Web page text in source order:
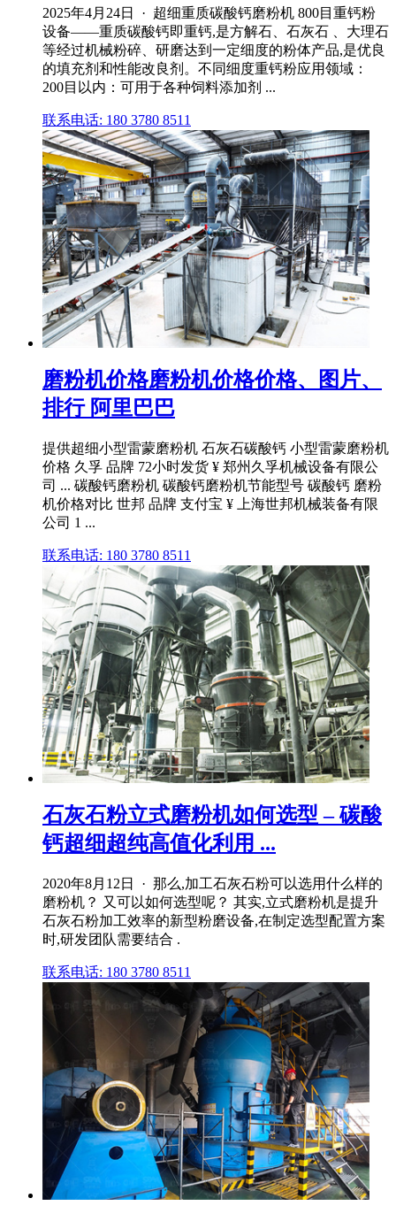
2025年4月24日 · 超细重质碳酸钙磨粉机 800目重钙粉
设备——重质碳酸钙即重钙,是方解石、石灰石 、大理石
等经过机械粉碎、研磨达到一定细度的粉体产品,是优良
的填充剂和性能改良剂。不同细度重钙粉应用领域：
200目以内：可用于各种饲料添加剂 ...
联系电话: 180 3780 8511
磨粉机价格磨粉机价格价格、图片、
排行 阿里巴巴
提供超细小型雷蒙磨粉机 石灰石碳酸钙 小型雷蒙磨粉机
价格 久孚 品牌 72小时发货 ¥ 郑州久孚机械设备有限公
司 ... 碳酸钙磨粉机 碳酸钙磨粉机节能型号 碳酸钙 磨粉
机价格对比 世邦 品牌 支付宝 ¥ 上海世邦机械装备有限
公司 1 ...
联系电话: 180 3780 8511
石灰石粉立式磨粉机如何选型 – 碳酸
钙超细超纯高值化利用 ...
2020年8月12日 · 那么,加工石灰石粉可以选用什么样的
磨粉机？ 又可以如何选型呢？ 其实,立式磨粉机是提升
石灰石粉加工效率的新型粉磨设备,在制定选型配置方案
时,研发团队需要结合 .
联系电话: 180 3780 8511